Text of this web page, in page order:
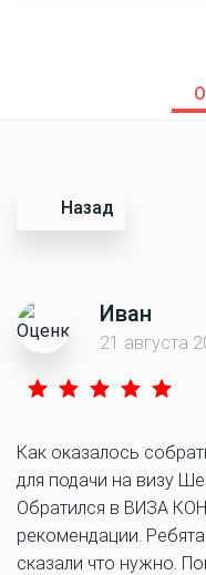
Назад
Иван
21 августа
Как оказалось
для подачи на визу
Обратился в ВИЗА
рекомендации.
сказали что нужно.